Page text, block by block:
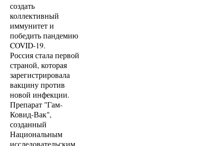
создать
коллективный
иммунитет и
победить пандемию
COVID-19.
Россия стала первой
страной, которая
зарегистрировала
вакцину против
новой инфекции.
Препарат "Гам-
Ковид-Вак",
созданный
Национальным